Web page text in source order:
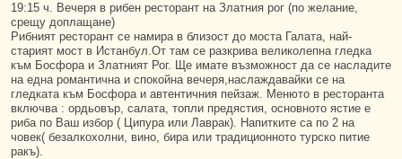
19:15 ч. Вечеря в рибен ресторант на Златния рог (по желание,
срещу доплащане)
Рибният ресторант се намира в близост до моста Галата, най-
старият мост в Истанбул.От там се разкрива великолепна гледка
към Босфора и Златният Рог. Ще имате възможност да се насладите
на една романтична и спокойна вечеря,наслаждавайки се на
гледката към Босфора и автентичния пейзаж. Менюто в ресторанта
включва : ордьовър, салата, топли предястия, основното ястие е
риба по Ваш избор ( Ципура или Лаврак). Напитките са по 2 на
човек( безалкохолни, вино, бира или традиционното турско питие
ракъ).